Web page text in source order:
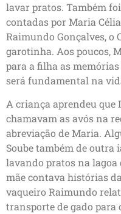
lavar pratos. Também
contadas por Maria
Raimundo Gonçalves, o
garotinha. Aos poucos,
para a filha as
será fundamental na
A criança aprendeu que
chamavam as avós na
abreviação de Maria.
Soube também de outra
lavando pratos na
mãe contava histórias
vaqueiro Raimundo
transporte de gado para